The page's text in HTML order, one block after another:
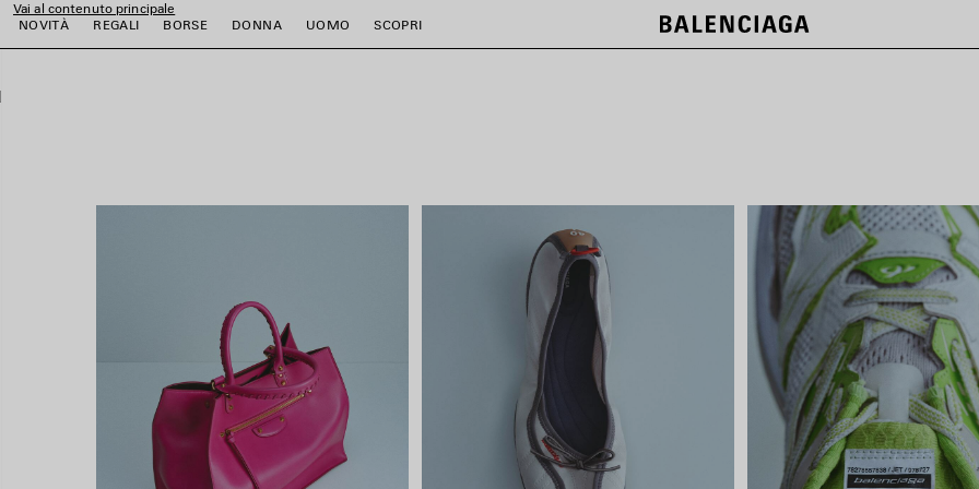
Vai al contenuto principale
NOVITÀ
REGALI BORSE DONNA UOMO SCOPRI
close the banner
SHOP NOW